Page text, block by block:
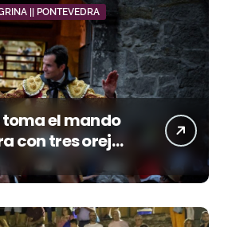
|| PONTEVEDRA
toma el mando
con tres orejas
Grande de peso